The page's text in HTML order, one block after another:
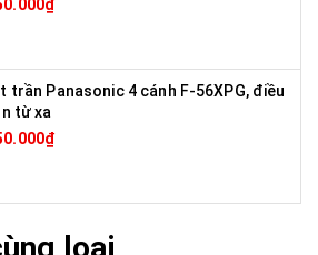
trần Panasonic 4 cánh F-56XPG, điều
từ xa
loại